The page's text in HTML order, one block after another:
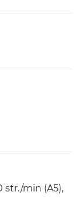
str./min (A5),